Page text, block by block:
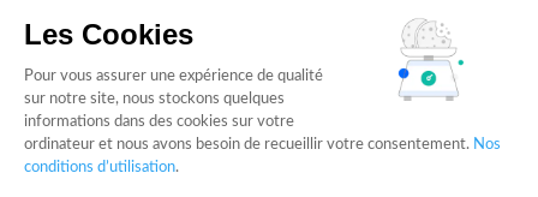
Cloudlist byMagnetic Way• Tous droits réservés |
Les Cookies
Pour vous assurer une expérience de qualité
sur notre site, nous stockons quelques
informations dans des cookies sur votre
ordinateur et nous avons besoin de recueillir votre consentement. Nos
conditions d’utilisation.